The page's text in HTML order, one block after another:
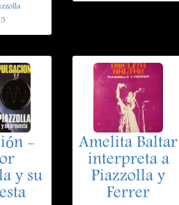
-
y su
Amelita Baltar
interpreta a
Piazzolla y
Ferrer